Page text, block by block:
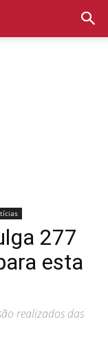
277
esta
realizados das